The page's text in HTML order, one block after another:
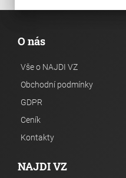
O nás
Vše o NAJDI VZ
Obchodní podmínky
GDPR
Ceník
Kontakty
NAJDI VZ